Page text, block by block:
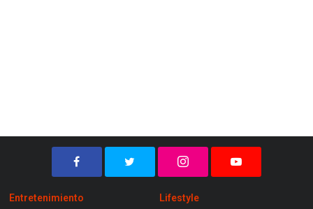
Entretenimiento
Lifestyle